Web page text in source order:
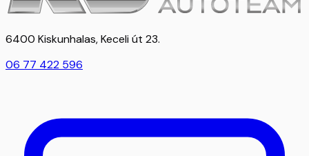
6400 Kiskunhalas, Keceli út 23.
06 77 422 596